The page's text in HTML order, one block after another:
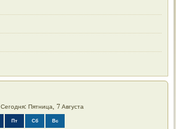
Сегодня: Пятница, 7 Августа
Пт Сб Вс